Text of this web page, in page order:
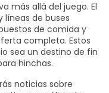
más allá del juego. El
de buses
de comida y
completa. Estos
sea un destino de fin
hinchas.
noticias sobre